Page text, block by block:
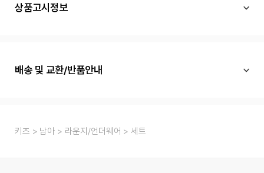
상품고시정보
배송 및 교환/반품안내
키즈 남아 라운지/언더웨어 세트